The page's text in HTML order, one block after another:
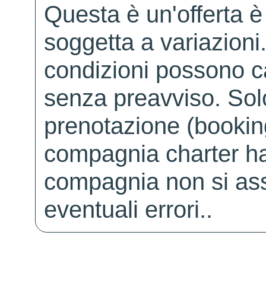
Questa è un'offerta
soggetta a
condizioni possono
senza preavviso.
prenotazione
compagnia charter
compagnia non si
eventuali errori..